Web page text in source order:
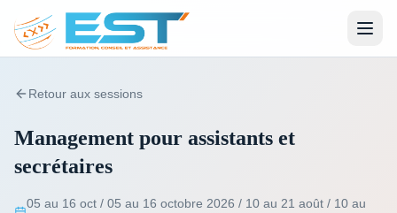
Retour aux sessions
Management pour assistants et
secrétaires
05 au 16 oct / 05 au 16 octobre 2026 / 10 au 21 août / 10 au